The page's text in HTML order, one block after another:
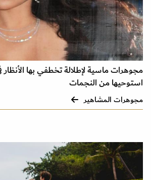
مجوهرات ماسية لإطلالة تخطفي بها
استوحيها من النجمات
مجوهرات المشاهير